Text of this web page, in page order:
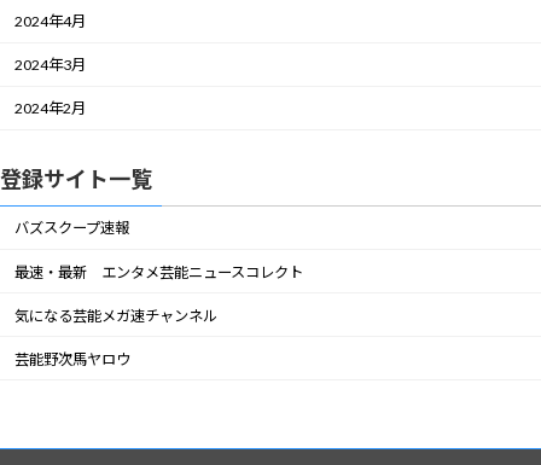
2024年4月
2024年3月
2024年2月
登録サイト一覧
バズスクープ速報
最速・最新 エンタメ芸能ニュースコレクト
気になる芸能メガ速チャンネル
芸能野次馬ヤロウ